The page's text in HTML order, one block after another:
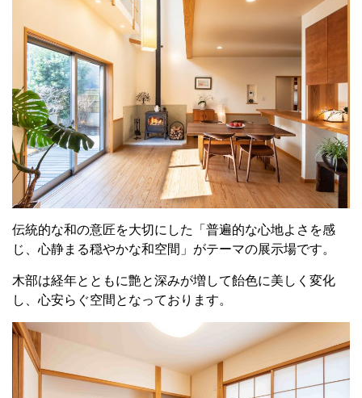
伝統的な和の意匠を大切にした「普遍的な心地よさを感
じ、心静まる穏やかな和空間」がテーマの展示場です。
木部は経年とともに艶と深みが増して飴色に美しく変化
し、心安らぐ空間となっております。